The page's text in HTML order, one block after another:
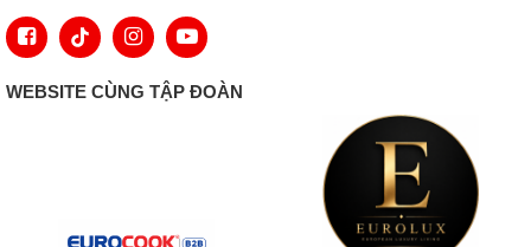
WEBSITE CÙNG TẬP ĐOÀN